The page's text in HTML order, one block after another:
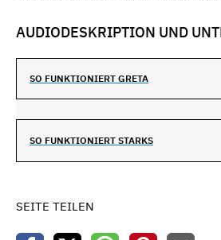
AUDIODESKRIPTION UND
SO FUNKTIONIERT GRETA
SO FUNKTIONIERT STARKS
SEITE TEILEN